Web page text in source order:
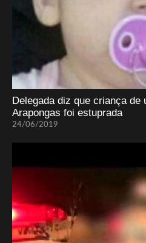
Delegada diz que criança de
Arapongas foi estuprada
24/06/2019